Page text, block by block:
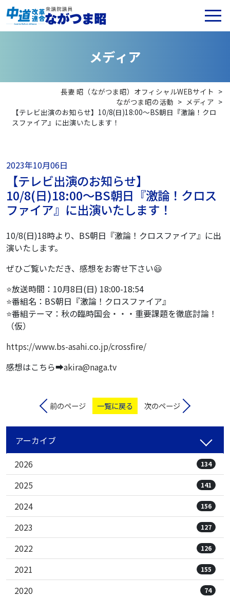
メディア
長妻 昭（ながつま昭）オフィシャルWEBサイト >
ながつま昭の活動 > メディア >
【テレビ出演のお知らせ】10/8(日)18:00～BS朝日『激論！クロ
スファイア』に出演いたします！
2023年10月06日
【テレビ出演のお知らせ】
10/8(日)18:00～BS朝日『激論！クロス
ファイア』に出演いたします！
10/8(日)18時より、BS朝日『激論！クロスファイア』に出
演いたします。
ぜひご覧いただき、感想をお寄せ下さい😃
⭐️放送時間：10月8日(日) 18:00-18:54
⭐️番組名：BS朝日『激論！クロスファイア』
⭐️番組テーマ：秋の臨時国会・・・重要課題を徹底討論！
（仮）
https://www.bs-asahi.co.jp/crossfire/
感想はこちら➡️akira@naga.tv
前のページ 一覧に戻る 次のページ
アーカイブ
2026
134
2025 141
2024 156
2023 127
2022 126
2021 155
2020 74